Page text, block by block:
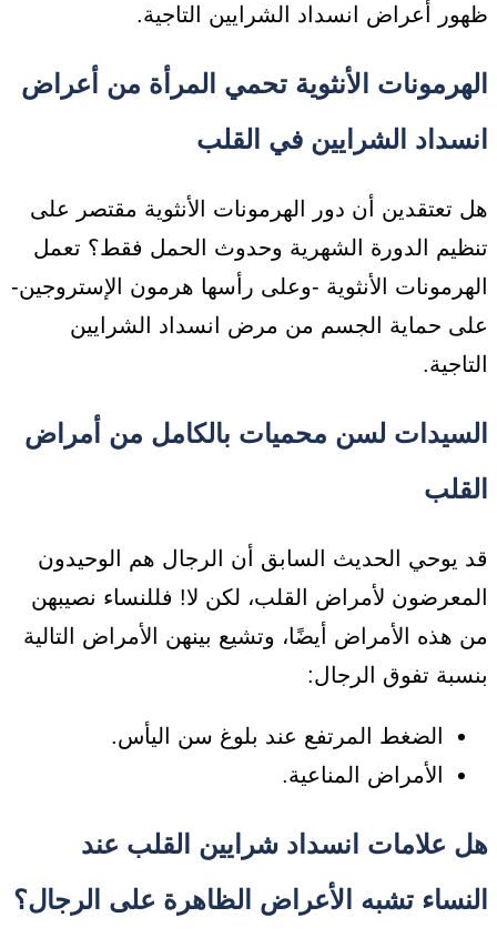
ظهور أعراض انسداد الشرايين التاجية.
الهرمونات الأنثوية تحمي المرأة من أعراض
انسداد الشرايين في القلب
هل تعتقدين أن دور الهرمونات الأنثوية مقتصر على
تنظيم الدورة الشهرية وحدوث الحمل فقط؟ تعمل
الهرمونات الأنثوية -وعلى رأسها هرمون الإستروجين-
على حماية الجسم من مرض انسداد الشرايين
التاجية.
السيدات لسن محميات بالكامل من أمراض
القلب
قد يوحي الحديث السابق أن الرجال هم الوحيدون
المعرضون لأمراض القلب، لكن لا! فللنساء نصيبهن
من هذه الأمراض أيضًا، وتشيع بينهن الأمراض التالية
بنسبة تفوق الرجال:
الضغط المرتفع عند بلوغ سن اليأس.
الأمراض المناعية.
هل علامات انسداد شرايين القلب عند
النساء تشبه الأعراض الظاهرة على الرجال؟